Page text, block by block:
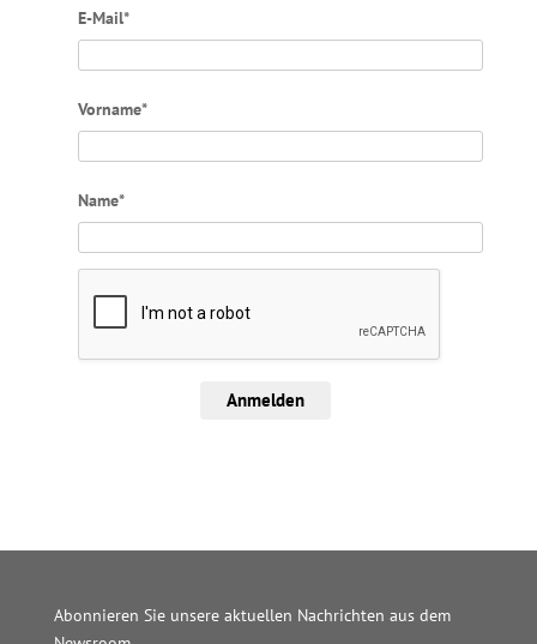
E-Mail*
Vorname*
Name*
Anmelden
Abonnieren Sie unsere aktuellen Nachrichten aus dem